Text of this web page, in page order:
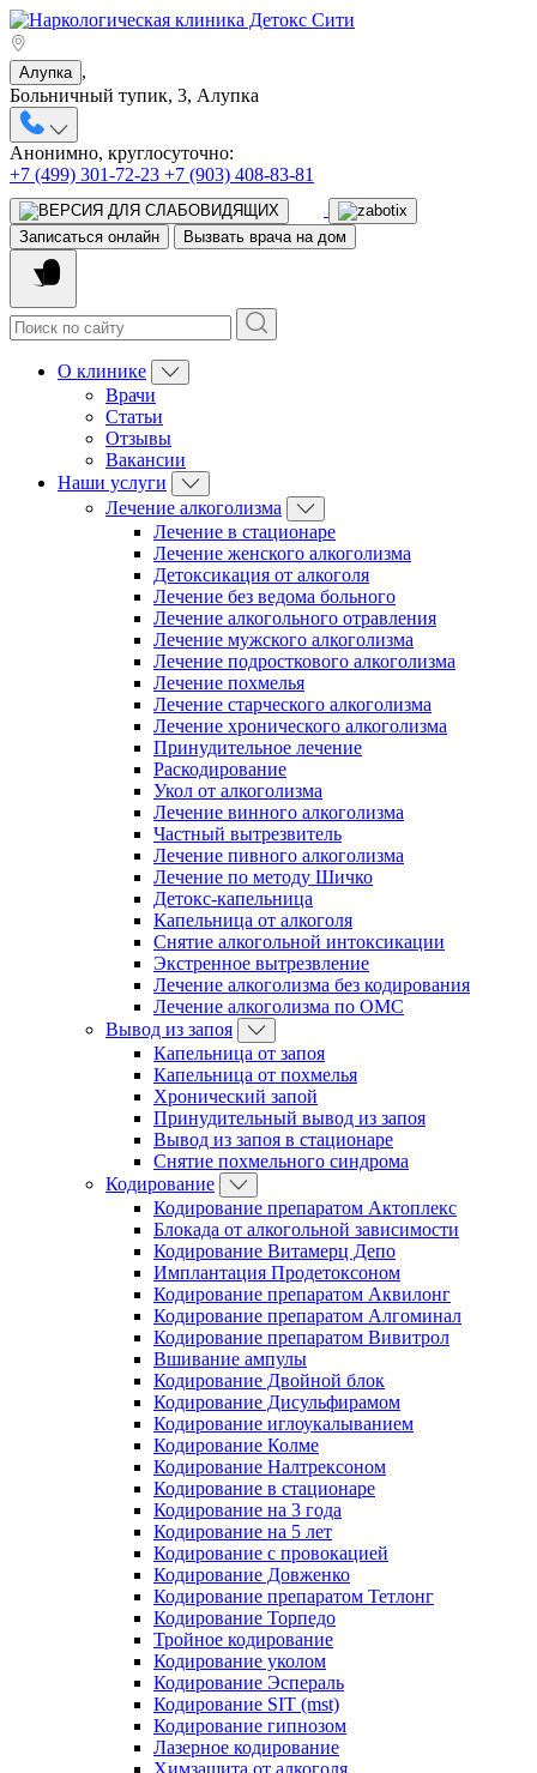
Алупка ,
Больничный тупик, 3, Алупка
Анонимно, круглосуточно:
+7 (499) 301-72-23 +7 (903) 408-83-81
Записаться онлайн Вызвать врача на дом
О клинике
Врачи
Статьи
Отзывы
Вакансии
Наши услуги
Лечение алкоголизма
Лечение в стационаре
Лечение женского алкоголизма
Детоксикация от алкоголя
Лечение без ведома больного
Лечение алкогольного отравления
Лечение мужского алкоголизма
Лечение подросткового алкоголизма
Лечение похмелья
Лечение старческого алкоголизма
Лечение хронического алкоголизма
Принудительное лечение
Раскодирование
Укол от алкоголизма
Лечение винного алкоголизма
Частный вытрезвитель
Лечение пивного алкоголизма
Лечение по методу Шичко
Детокс-капельница
Капельница от алкоголя
Снятие алкогольной интоксикации
Экстренное вытрезвление
Лечение алкоголизма без кодирования
Лечение алкоголизма по ОМС
Вывод из запоя
Капельница от запоя
Капельница от похмелья
Хронический запой
Принудительный вывод из запоя
Вывод из запоя в стационаре
Снятие похмельного синдрома
Кодирование
Кодирование препаратом Актоплекс
Блокада от алкогольной зависимости
Кодирование Витамерц Депо
Имплантация Продетоксоном
Кодирование препаратом Аквилонг
Кодирование препаратом Алгоминал
Кодирование препаратом Вивитрол
Вшивание ампулы
Кодирование Двойной блок
Кодирование Дисульфирамом
Кодирование иглоукалыванием
Кодирование Колме
Кодирование Налтрексоном
Кодирование в стационаре
Кодирование на 3 года
Кодирование на 5 лет
Кодирование с провокацией
Кодирование Довженко
Кодирование препаратом Тетлонг
Кодирование Торпедо
Тройное кодирование
Кодирование уколом
Кодирование Эспераль
Кодирование SIT (mst)
Кодирование гипнозом
Лазерное кодирование
Химзащита от алкоголя